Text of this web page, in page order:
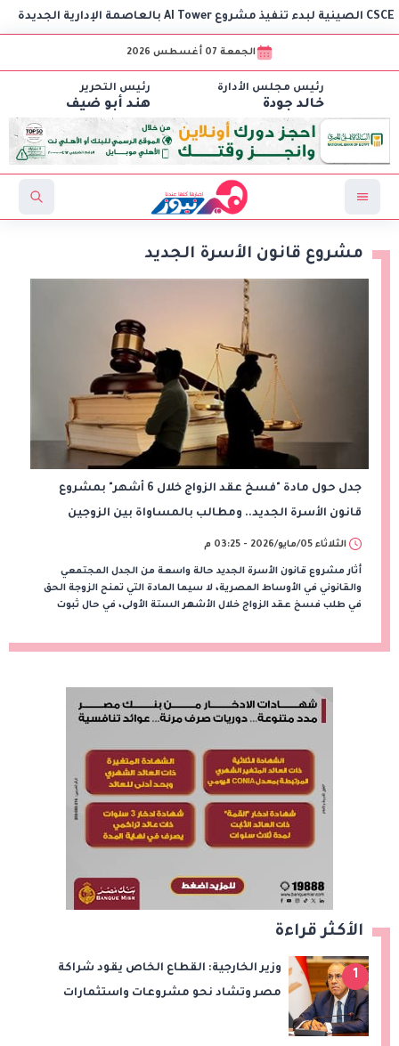
الجمعة 07 أغسطس 2026
رئيس مجلس الأدارة
خالد جودة
رئيس التحرير
هند أبو ضيف
مشروع قانون الأسرة الجديد
جدل حول مادة "فسخ عقد الزواج خلال 6 أشهر" بمشروع
قانون الأسرة الجديد.. ومطالب بالمساواة بين الزوجين
الثلاثاء 05/مايو/2026 - 03:25 م
أثار مشروع قانون الأسرة الجديد حالة واسعة من الجدل المجتمعي
والقانوني في الأوساط المصرية، لا سيما المادة التي تمنح الزوجة الحق
في طلب فسخ عقد الزواج خلال الأشهر الستة الأولى، في حال ثبوت
الأكثر قراءة
1
وزير الخارجية: القطاع الخاص يقود شراكة
مصر وتشاد نحو مشروعات واستثمارات